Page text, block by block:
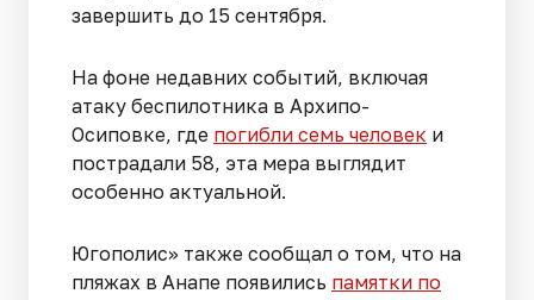
завершить до 15 сентября.
На фоне недавних событий, включая
атаку беспилотника в Архипо-
Осиповке, где погибли семь человек и
пострадали 58, эта мера выглядит
особенно актуальной.
Югополис» также сообщал о том, что на
пляжах в Анапе появились памятки по